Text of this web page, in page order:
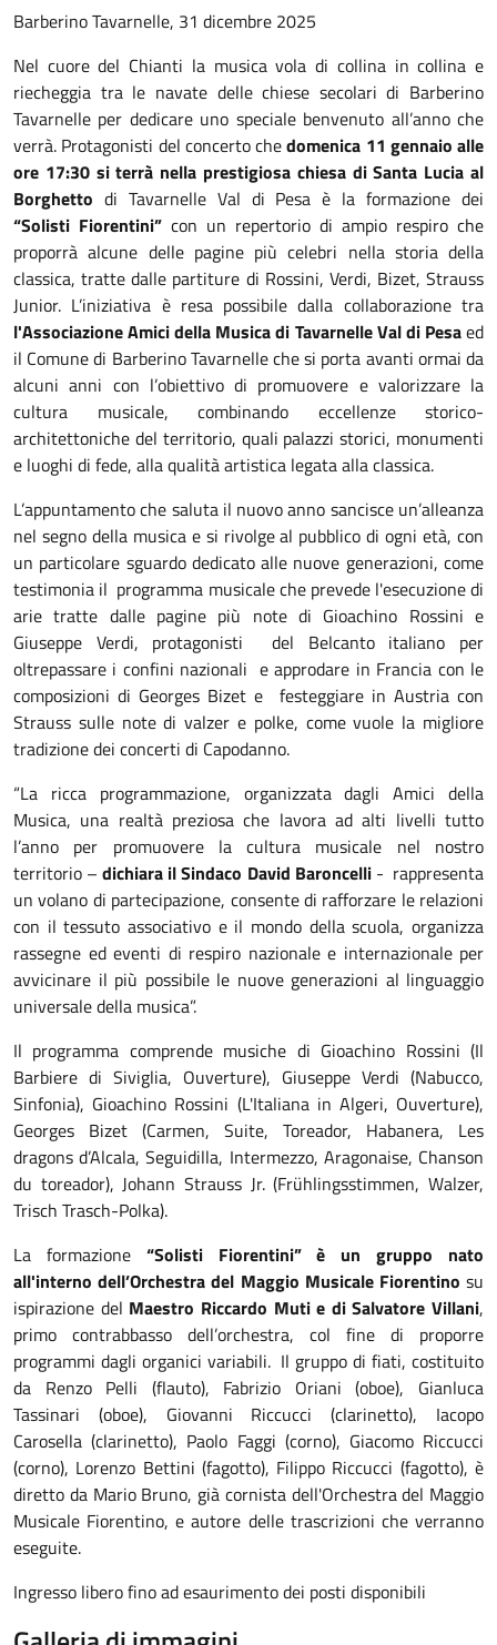
Descrizione
Barberino Tavarnelle, 31 dicembre 2025
Nel cuore del Chianti la musica vola di collina in collina e
riecheggia tra le navate delle chiese secolari di Barberino
Tavarnelle per dedicare uno speciale benvenuto all’anno che
verrà. Protagonisti del concerto chedomenica 11 gennaio alle
ore 17:30 si terrà nella prestigiosa chiesa di Santa Lucia al
Borghetto di Tavarnelle Val di Pesa è la formazione dei
“Solisti Fiorentini” con un repertorio di ampio respiro che
proporrà alcune delle pagine più celebri nella storia della
classica, tratte dalle partiture di Rossini, Verdi, Bizet, Strauss
Junior. L’iniziativa è resa possibile dalla collaborazione tra
l'Associazione Amici della Musica di Tavarnelle Val di Pesaed
il Comune di Barberino Tavarnelle che si porta avanti ormai da
alcuni anni con l’obiettivo di promuovere e valorizzare la
cultura musicale, combinando eccellenze storico-
architettoniche del territorio, quali palazzi storici, monumenti
e luoghi di fede, alla qualità artistica legata alla classica.
L’appuntamento che saluta il nuovo anno sancisce un’alleanza
nel segno della musica e si rivolge al pubblico di ogni età, con
un particolare sguardo dedicato alle nuove generazioni, come
testimonia il programma musicale che prevede l'esecuzione di
arie tratte dalle pagine più note di Gioachino Rossini e
Giuseppe Verdi, protagonisti del Belcanto italiano per
oltrepassare i confini nazionali e approdare in Francia con le
composizioni di Georges Bizet e festeggiare in Austria con
Strauss sulle note di valzer e polke, come vuole la migliore
tradizione dei concerti di Capodanno.
“La ricca programmazione, organizzata dagli Amici della
Musica, una realtà preziosa che lavora ad alti livelli tutto
l’anno per promuovere la cultura musicale nel nostro
territorio – dichiara il Sindaco David Baroncelli - rappresenta
un volano di partecipazione, consente di rafforzare le relazioni
con il tessuto associativo e il mondo della scuola, organizza
rassegne ed eventi di respiro nazionale e internazionale per
avvicinare il più possibile le nuove generazioni al linguaggio
universale della musica”.
Il programma comprende musiche di Gioachino Rossini (Il
Barbiere di Siviglia, Ouverture), Giuseppe Verdi (Nabucco,
Sinfonia), Gioachino Rossini (L'Italiana in Algeri, Ouverture),
Georges Bizet (Carmen, Suite, Toreador, Habanera, Les
dragons d’Alcala, Seguidilla, Intermezzo, Aragonaise, Chanson
du toreador), Johann Strauss Jr. (Frühlingsstimmen, Walzer,
Trisch Trasch-Polka).
La formazione “Solisti Fiorentini” è un gruppo nato
all'interno dell’Orchestra del Maggio Musicale Fiorentino su
ispirazione del Maestro Riccardo Muti e di Salvatore Villani,
primo contrabbasso dell’orchestra, col fine di proporre
programmi dagli organici variabili. Il gruppo di fiati, costituito
da Renzo Pelli (flauto), Fabrizio Oriani (oboe), Gianluca
Tassinari (oboe), Giovanni Riccucci (clarinetto), Iacopo
Carosella (clarinetto), Paolo Faggi (corno), Giacomo Riccucci
(corno), Lorenzo Bettini (fagotto), Filippo Riccucci (fagotto), è
diretto da Mario Bruno, già cornista dell'Orchestra del Maggio
Musicale Fiorentino, e autore delle trascrizioni che verranno
eseguite.
Ingresso libero fino ad esaurimento dei posti disponibili